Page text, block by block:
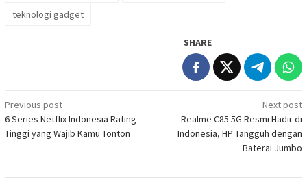
teknologi gadget
SHARE
Post
navigation
Previous post
6 Series Netflix Indonesia Rating
Tinggi yang Wajib Kamu Tonton
Next post
Realme C85 5G Resmi Hadir di
Indonesia, HP Tangguh dengan
Baterai Jumbo